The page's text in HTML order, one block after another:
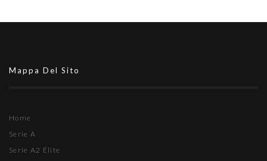
Mappa Del Sito
Home
Serie A
Serie A2 Élite